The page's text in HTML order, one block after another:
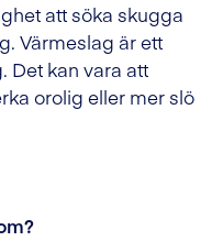
att söka skugga
Värmeslag är ett
Det kan vara att
orolig eller mer slö